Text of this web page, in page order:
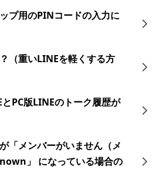
プ用のPINコードの入力に
（重いLINEを軽くする方
PC版LINEのトーク履歴が
「メンバーがいません（メ
」 になっている場合の